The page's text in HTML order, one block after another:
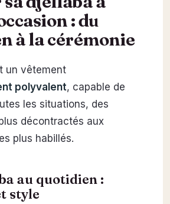
: du
à la cérémonie
un vêtement
polyvalent, capable de
les situations, des
décontractés aux
plus habillés.
au quotidien :
style